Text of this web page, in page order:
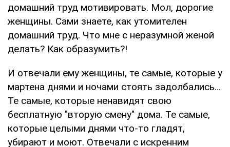
домашний труд мотивировать. Мол, дорогие
женщины. Сами знаете, как утомителен
домашний труд. Что мне с неразумной женой
делать? Как образумить?!
И отвечали ему женщины, те самые, которые у
мартена днями и ночами стоять задолбались…
Те самые, которые ненавидят свою
бесплатную "вторую смену" дома. Те самые,
которые целыми днями что-то гладят,
убирают и моют. Отвечали с искренним